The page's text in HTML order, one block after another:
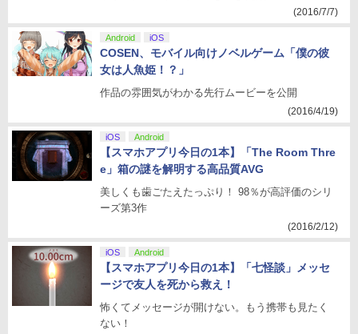
(2016/7/7)
Android iOS
COSEN、モバイル向けノベルゲーム「僕の彼
女は人魚姫！？」
作品の雰囲気がわかる先行ムービーを公開
(2016/4/19)
iOS Android
【スマホアプリ今日の1本】「The Room Thre
e」箱の謎を解明する高品質AVG
美しくも歯ごたえたっぷり！ 98％が高評価のシリ
ーズ第3作
(2016/2/12)
iOS Android
【スマホアプリ今日の1本】「七怪談」メッセ
ージで友人を死から救え！
怖くてメッセージが開けない。もう携帯も見たく
ない！